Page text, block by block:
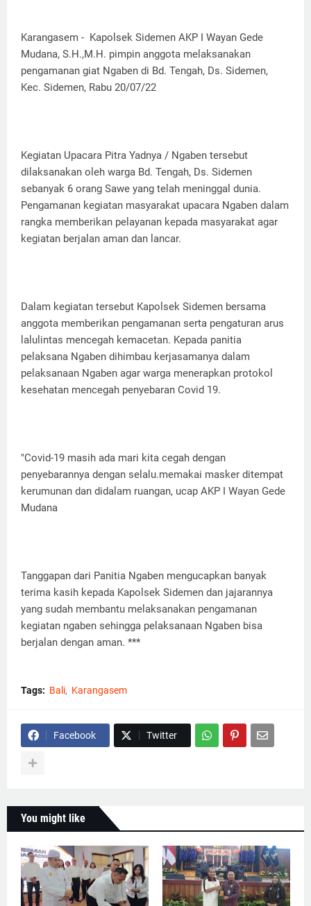
Karangasem - Kapolsek Sidemen AKP I Wayan Gede
Mudana, S.H.,M.H. pimpin anggota melaksanakan
pengamanan giat Ngaben di Bd. Tengah, Ds. Sidemen,
Kec. Sidemen, Rabu 20/07/22
Kegiatan Upacara Pitra Yadnya / Ngaben tersebut
dilaksanakan oleh warga Bd. Tengah, Ds. Sidemen
sebanyak 6 orang Sawe yang telah meninggal dunia.
Pengamanan kegiatan masyarakat upacara Ngaben dalam
rangka memberikan pelayanan kepada masyarakat agar
kegiatan berjalan aman dan lancar.
Dalam kegiatan tersebut Kapolsek Sidemen bersama
anggota memberikan pengamanan serta pengaturan arus
lalulintas mencegah kemacetan. Kepada panitia
pelaksana Ngaben dihimbau kerjasamanya dalam
pelaksanaan Ngaben agar warga menerapkan protokol
kesehatan mencegah penyebaran Covid 19.
"Covid-19 masih ada mari kita cegah dengan
penyebarannya dengan selalu.memakai masker ditempat
kerumunan dan didalam ruangan, ucap AKP I Wayan Gede
Mudana
Tanggapan dari Panitia Ngaben mengucapkan banyak
terima kasih kepada Kapolsek Sidemen dan jajarannya
yang sudah membantu melaksanakan pengamanan
kegiatan ngaben sehingga pelaksanaan Ngaben bisa
berjalan dengan aman. ***
Tags: Bali Karangasem
Facebook Twitter
You might like